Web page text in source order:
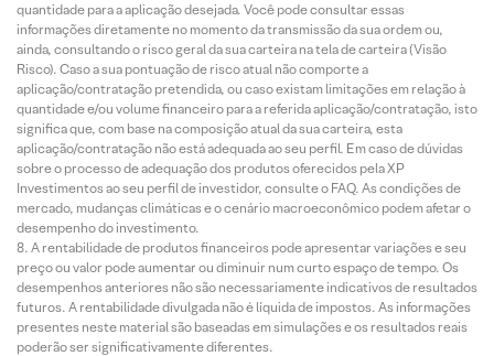
quantidade para a aplicação desejada. Você pode consultar essas
informações diretamente no momento da transmissão da sua ordem ou,
ainda, consultando o risco geral da sua carteira na tela de carteira (Visão
Risco). Caso a sua pontuação de risco atual não comporte a
aplicação/contratação pretendida, ou caso existam limitações em relação à
quantidade e/ou volume financeiro para a referida aplicação/contratação, isto
significa que, com base na composição atual da sua carteira, esta
aplicação/contratação não está adequada ao seu perfil. Em caso de dúvidas
sobre o processo de adequação dos produtos oferecidos pela XP
Investimentos ao seu perfil de investidor, consulte o FAQ. As condições de
mercado, mudanças climáticas e o cenário macroeconômico podem afetar o
desempenho do investimento.
A rentabilidade de produtos financeiros pode apresentar variações e seu
preço ou valor pode aumentar ou diminuir num curto espaço de tempo. Os
desempenhos anteriores não são necessariamente indicativos de resultados
futuros. A rentabilidade divulgada não é líquida de impostos. As informações
presentes neste material são baseadas em simulações e os resultados reais
poderão ser significativamente diferentes.